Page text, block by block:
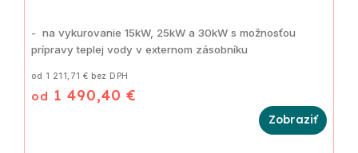
od 1 211,71 € bez DPH
od 1 490,40 €
- na vykurovanie 15kW, 25kW a 30kW s možnosťou
prípravy teplej vody v externom zásobníku